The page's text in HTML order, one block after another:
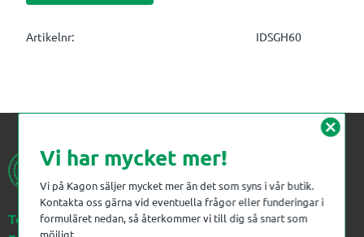
Artikelnr IDSGH60
Telefon:023-383 18 00
cancel
Vi har mycket mer!
Vi på Kagon säljer mycket mer än det som syns i vår butik.
Kontakta oss gärna vid eventuella frågor eller funderingar i
formuläret nedan, så återkommer vi till dig så snart som
möjligt.